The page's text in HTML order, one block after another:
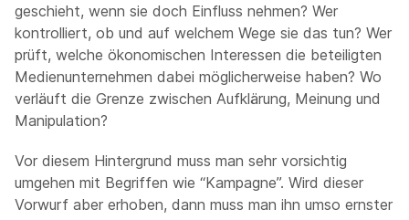
geschieht, wenn sie doch Einfluss nehmen? Wer
kontrolliert, ob und auf welchem Wege sie das tun? Wer
prüft, welche ökonomischen Interessen die beteiligten
Medienunternehmen dabei möglicherweise haben? Wo
verläuft die Grenze zwischen Aufklärung, Meinung und
Manipulation?
Vor diesem Hintergrund muss man sehr vorsichtig
umgehen mit Begriffen wie “Kampagne”. Wird dieser
Vorwurf aber erhoben, dann muss man ihn umso ernster